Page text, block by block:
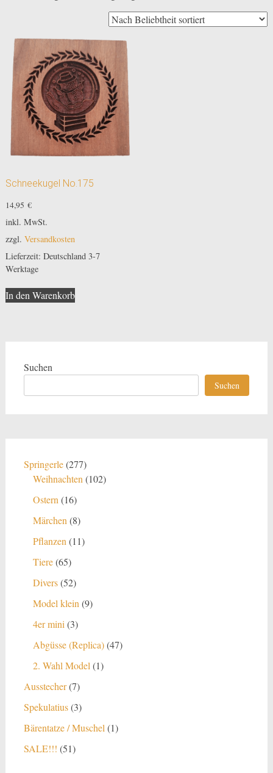
Schneekugel No.175
14,95 €
inkl. MwSt.
zzgl. Versandkosten
Lieferzeit: Deutschland 3-7
Werktage
In den Warenkorb
Suchen
Suchen
Springerle 277277
Produkte
Weihnachten 102102
Ostern 1616
Märchen 88
Pflanzen 1111
Tiere 6565
Divers 5252
Model klein 99
4er mini 33
Abgüsse (Replica) 4747
2. Wahl Model 11
Ausstecher 77
Spekulatius 33
Bärentatze / Muschel 11
SALE!!! 5151